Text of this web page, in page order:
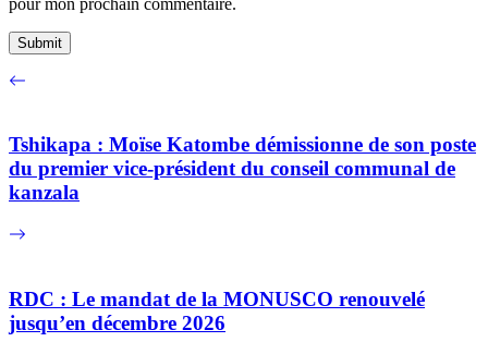
Tshikapa : Moïse Katombe démissionne de son poste
du premier vice-président du conseil communal de
kanzala
RDC : Le mandat de la MONUSCO renouvelé
jusqu’en décembre 2026